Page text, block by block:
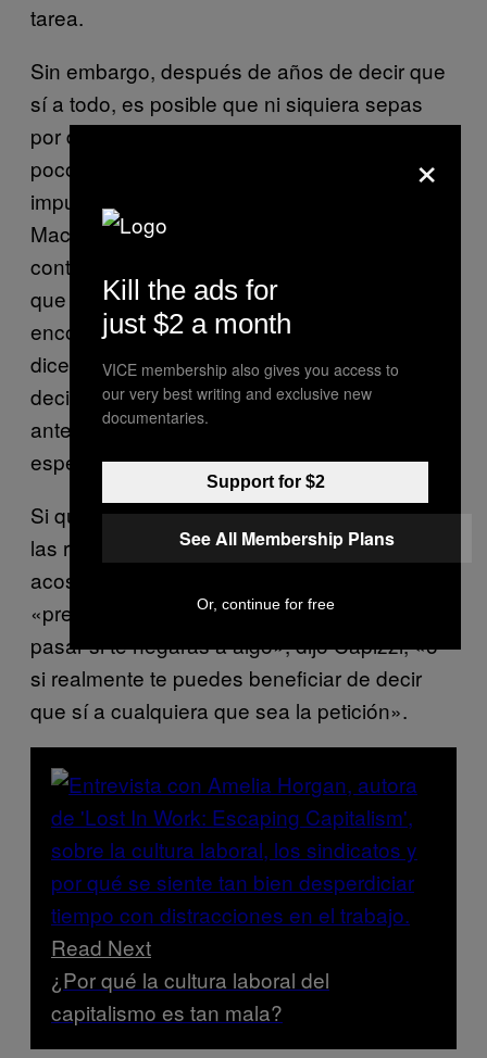
tarea.
Sin embargo, después de años de decir que
sí a todo, es posible que ni siquiera sepas
por dónde empezar. “Puedes irle bajando
poco a poco y preguntarte qué es lo que te
impulsa a decir que sí en ese contexto”, dijo
Macchi. Puedes empezar por ser honestx
contigo mismx, entendiendo tus límites y lo
que es realmente importante para ti,
encontrando tu “centro de gravedad”, como
dice Macchi. Primero piensa y acepta que
decir “no” es una opción ante tus propios ojos
antes de empezar a pensar en estrategias
específicas relacionadas con tu trabajo.
Si quieres decir que no pero tienes miedo de
las repercusiones o simplemente no estás
acostumbradx a establecer límites, debes
«preguntarte qué sería lo peor que podría
pasar si te negaras a algo», dijo Capizzi, «o
si realmente te puedes beneficiar de decir
que sí a cualquiera que sea la petición».
Read Next
¿Por qué la cultura laboral del
capitalismo es tan mala?
×
Kill the ads for
just $2 a month
VICE membership also gives you access to
our very best writing and exclusive new
documentaries.
Support for $2
See All Membership Plans
Or, continue for free